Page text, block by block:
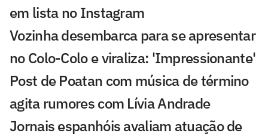
em lista no Instagram
Vozinha desembarca para se apresentar
no Colo-Colo e viraliza: 'Impressionante'
Post de Poatan com música de término
agita rumores com Lívia Andrade
Jornais espanhóis avaliam atuação de